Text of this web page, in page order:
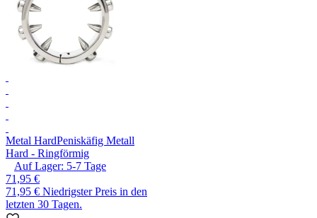
Metal HardPeniskäfig Metall
Hard - Ringförmig
Auf Lager: 5-7 Tage
71,95 €
71,95 € Niedrigster Preis in den
letzten 30 Tagen.